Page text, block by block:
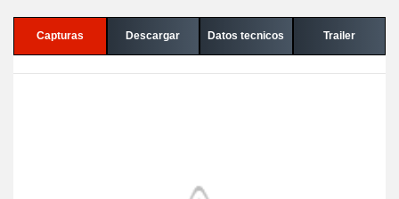
Capturas Descargar Datos tecnicos Trailer